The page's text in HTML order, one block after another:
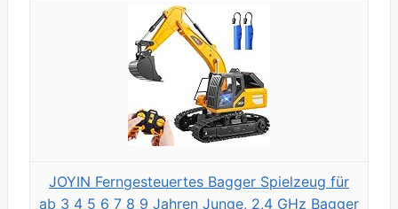
JOYIN Ferngesteuertes Bagger Spielzeug für
ab 3 4 5 6 7 8 9 Jahren Junge, 2,4 GHz Bagger